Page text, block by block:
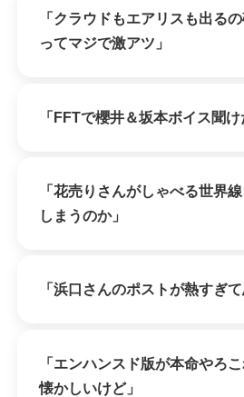
「クラウドもエアリスも出る
ってマジで激アツ」
「FFTで櫻井＆坂本ボイス聞け
「花売りさんがしゃべる世界
しまうのか」
「浜口さんのポストが熱すぎ
「エンハンスド版が本命やろ
懐かしいけど」